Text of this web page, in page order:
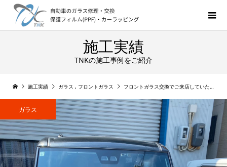
施工実績
TNKの施工事例をご紹介
施工実績 ガラス , フロントガラス フロントガラス交換でご来店していただきました! ウェイク
ガラス